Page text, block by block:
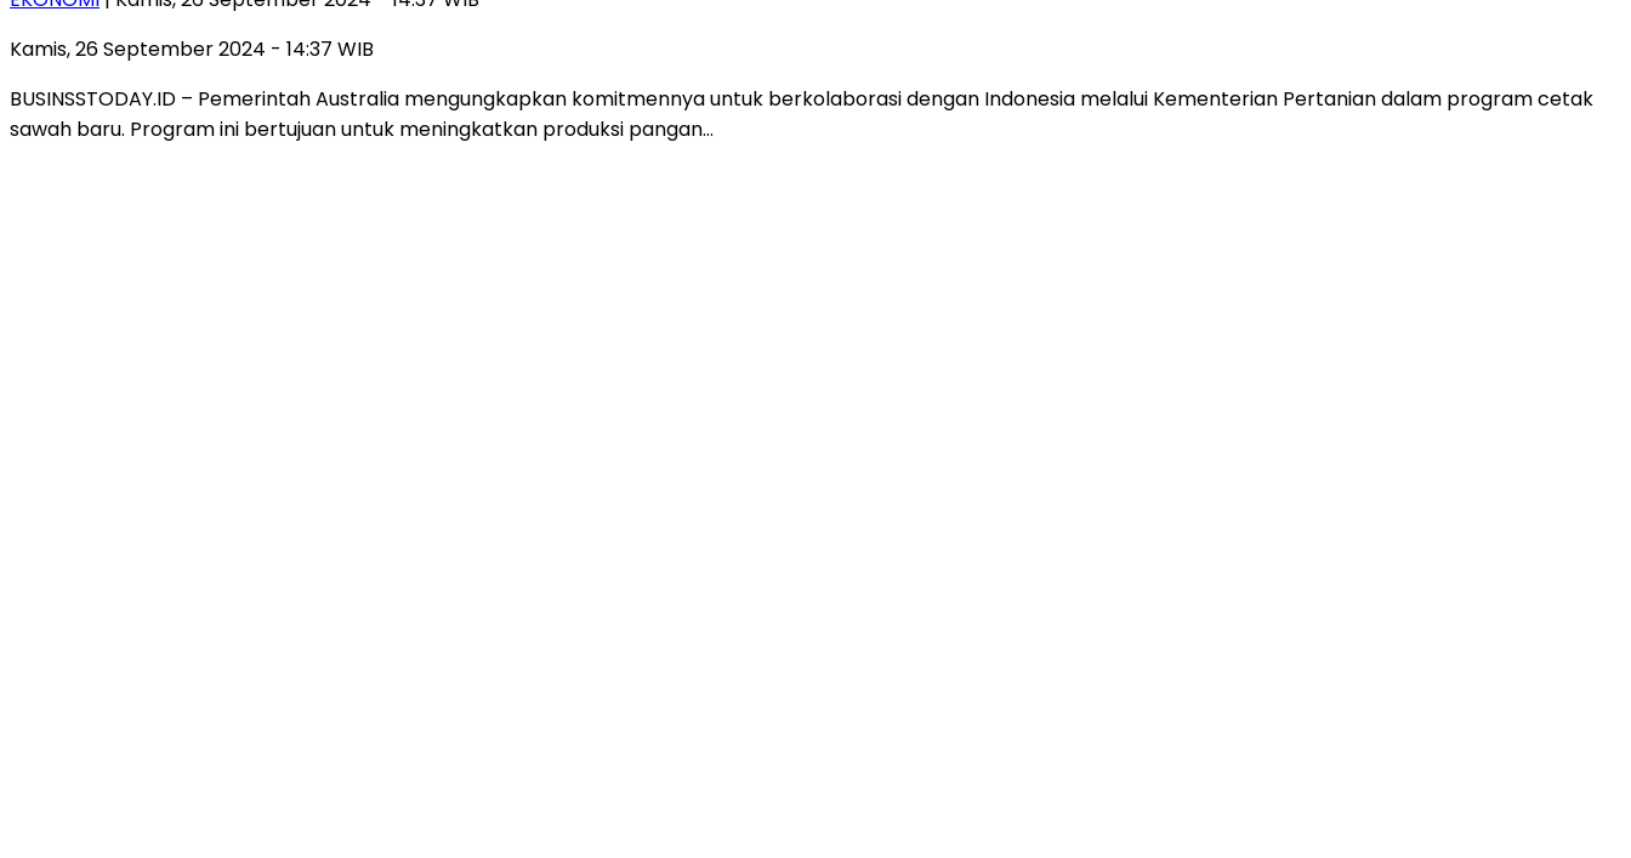
Kamis, 26 September 2024 - 14:37 WIB
BUSINSSTODAY.ID – Pemerintah Australia mengungkapkan komitmennya untuk berkolaborasi dengan Indonesia melalui Kementerian Pertanian dalam program cetak
sawah baru. Program ini bertujuan untuk meningkatkan produksi pangan…